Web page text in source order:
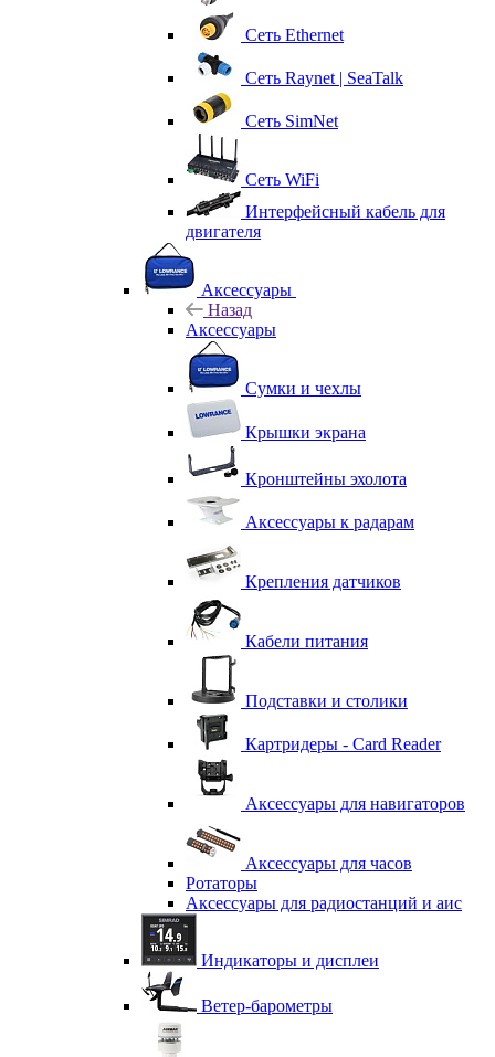
Сеть Ethernet
Сеть Raynet | SeaTalk
Сеть SimNet
Сеть WiFi
Интерфейсный кабель для
двигателя
Аксессуары
Назад
Аксессуары
Сумки и чехлы
Крышки экрана
Кронштейны эхолота
Аксессуары к радарам
Крепления датчиков
Кабели питания
Подставки и столики
Картридеры - Card Reader
Аксессуары для навигаторов
Аксессуары для часов
Ротаторы
Аксессуары для радиостанций и аис
Индикаторы и дисплеи
Ветер-барометры